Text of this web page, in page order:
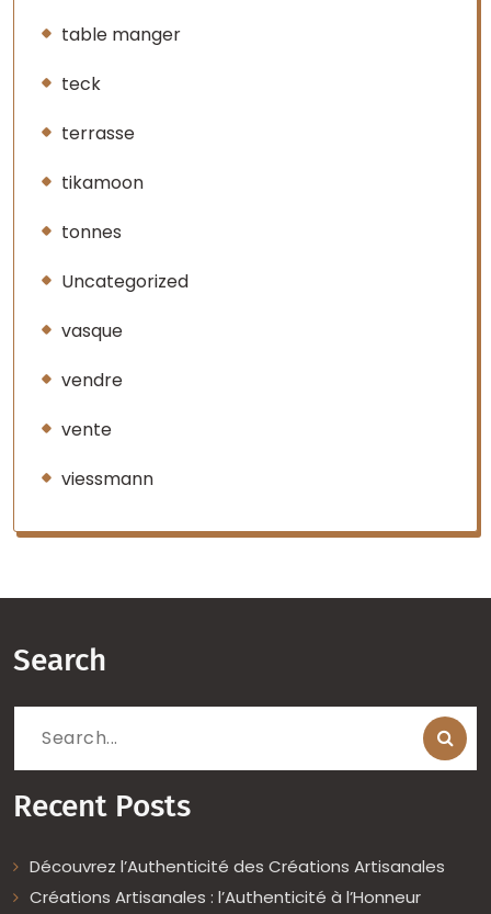
table manger
teck
terrasse
tikamoon
tonnes
Uncategorized
vasque
vendre
vente
viessmann
Search
Search
Recent Posts
Découvrez l’Authenticité des Créations Artisanales
Créations Artisanales : l’Authenticité à l’Honneur